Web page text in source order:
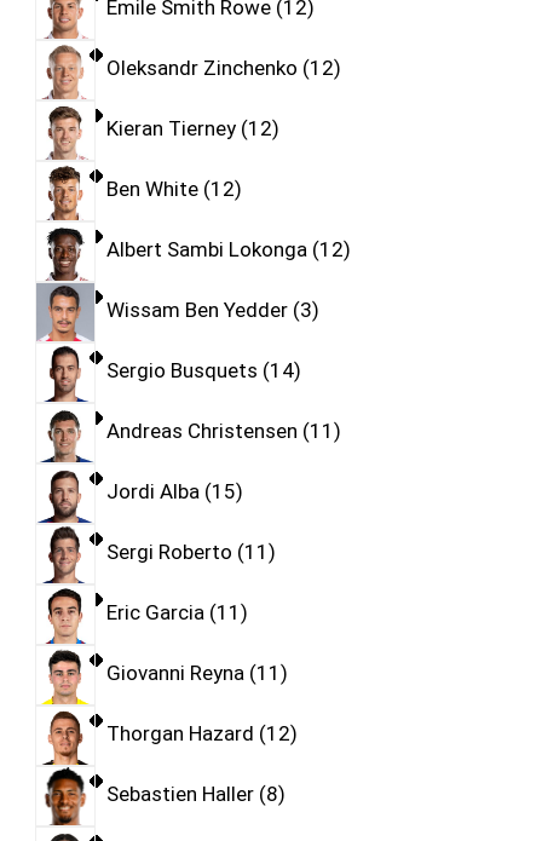
Emile Smith Rowe 12
Oleksandr Zinchenko 12
Kieran Tierney 12
Ben White 12
Albert Sambi Lokonga 12
Wissam Ben Yedder 3
Sergio Busquets 14
Andreas Christensen 11
Jordi Alba 15
Sergi Roberto 11
Eric Garcia 11
Giovanni Reyna 11
Thorgan Hazard 12
Sebastien Haller 8